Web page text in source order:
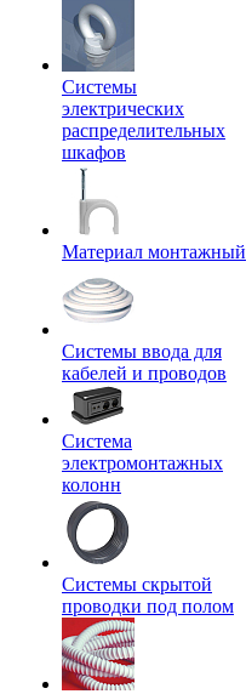
Системы
электрических
распределительных
шкафов
Материал монтажный
Системы ввода для
кабелей и проводов
Система
электромонтажных
колонн
Системы скрытой
проводки под полом